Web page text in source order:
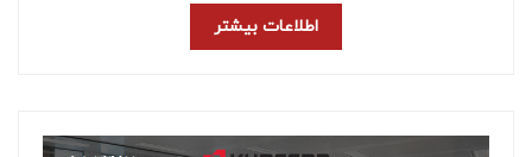
اطلاعات بیشتر